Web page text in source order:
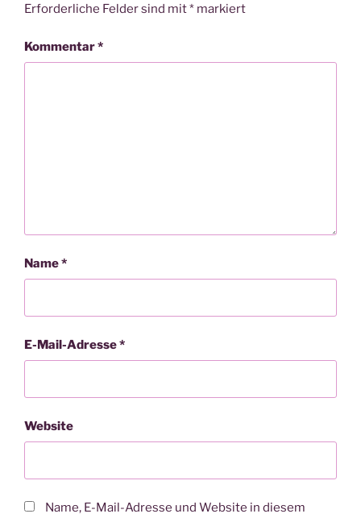
Erforderliche Felder sind mit* markiert
Kommentar*
Name*
E-Mail-Adresse*
Website
Name, E-Mail-Adresse und Website in diesem